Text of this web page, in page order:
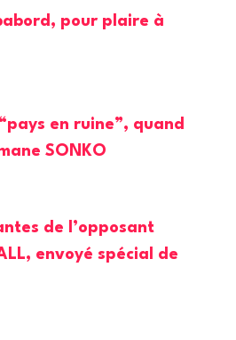
pour plaire à
en ruine”, quand
SONKO
de l’opposant
envoyé spécial de